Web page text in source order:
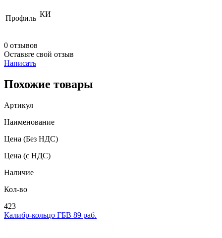
Профиль КИ
0 отзывов
Оставьте свой отзыв
Написать
Похожие товары
Артикул
Наименование
Цена (Без НДС)
Цена (с НДС)
Наличие
Кол-во
423
Калибр-кольцо ГБВ 89 раб.